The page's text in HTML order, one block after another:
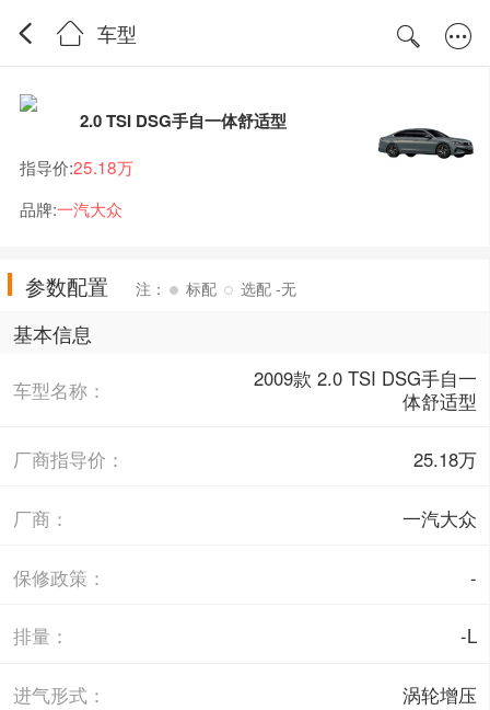
车型
2.0 TSI DSG手自一体舒适型
指导价:25.18万
品牌:一汽大众
参数配置 注： 标配 选配 -无
基本信息
车型名称：
2009款 2.0 TSI DSG手自一
体舒适型
厂商指导价： 25.18万
厂商： 一汽大众
保修政策： -
排量： -L
进气形式： 涡轮增压